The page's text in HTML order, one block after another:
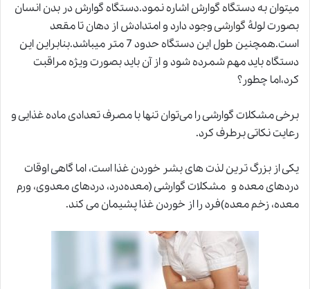
میتوان به دستگاه گوارش اشاره نمود.دستگاه گوارش در بدن انسان
بصورت لولهٔ گوارشیوجود دارد و امتدادش از دهان تا مقعد
است.همچنین طول این دستگاه حدود 7 متر میباشد.بنابراین این
دستگاه باید مهم شمرده شود و از آن باید بصورت ویژه مراقبت
کرد،اما چطور؟
برخی مشکلات گوارشی را می‌توان تنها با مصرف تعدادی ماده غذایی و
رعایت نکاتی برطرف کرد.
یکی از بزرگ ترین لذت های بشر خوردن غذا است، اما گاهی اوقات
دردهای معده و مشکلات گوارشی (معده‌درد، دردهای معدوی، ورم
معده، زخم‌ معده)فرد را از خوردن غذا پشیمان می کند.